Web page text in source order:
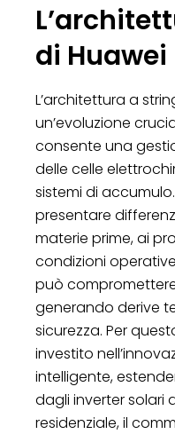
di Huawei
L’architettura a
un’evoluzione
consente una
delle celle
sistemi di
presentare
materie prime, ai
condizioni
può
generando derive
sicurezza. Per
investito
intelligente,
dagli inverter solari
residenziale, il